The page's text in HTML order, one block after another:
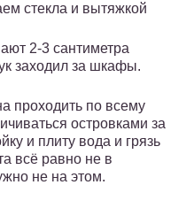
стекла и вытяжкой
2-3 сантиметра
заходил за шкафы.
проходить по всему
островками за
и плиту вода и грязь
всё равно не в
не на этом.